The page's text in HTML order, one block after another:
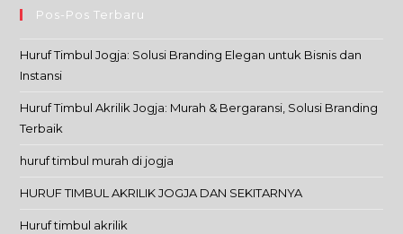
Pos-Pos Terbaru
Huruf Timbul Jogja: Solusi Branding Elegan untuk Bisnis dan
Instansi
Huruf Timbul Akrilik Jogja: Murah & Bergaransi, Solusi Branding
Terbaik
huruf timbul murah di jogja
HURUF TIMBUL AKRILIK JOGJA DAN SEKITARNYA
Huruf timbul akrilik